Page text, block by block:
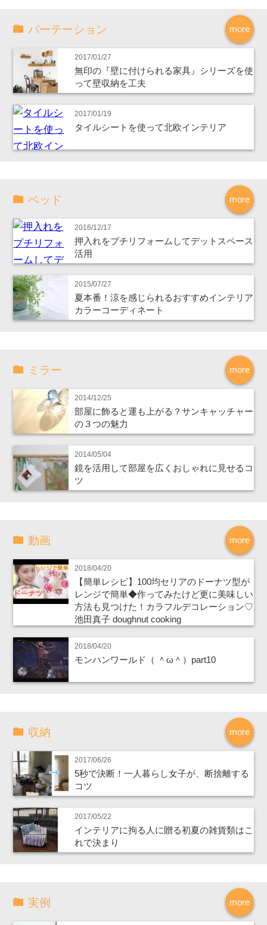
more
パーテーション
2017/01/27
無印の『壁に付けられる家具』シリーズを使
って壁収納を工夫
2017/01/19
タイルシートを使って北欧インテリア
more
ベッド
2016/12/17
押入れをプチリフォームしてデットスペース
活用
2015/07/27
夏本番！涼を感じられるおすすめインテリア
カラーコーディネート
more
ミラー
2014/12/25
部屋に飾ると運も上がる？サンキャッチャー
の３つの魅力
2014/05/04
鏡を活用して部屋を広くおしゃれに見せるコ
ツ
more
動画
2018/04/20
【簡単レシピ】100均セリアのドーナツ型が
レンジで簡単◆作ってみたけど更に美味しい
方法も見つけた！カラフルデコレーション♡
池田真子 doughnut cooking
2018/04/20
モンハンワールド（ ＾ω＾）part10
more
収納
2017/06/26
5秒で決断！一人暮らし女子が、断捨離する
コツ
2017/05/22
インテリアに拘る人に贈る初夏の雑貨類はこ
れで決まり
more
実例